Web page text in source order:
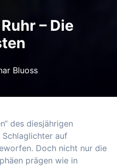
– Die
Bluoss
des diesjährigen
auf
Doch nicht nur die
prägen wie in